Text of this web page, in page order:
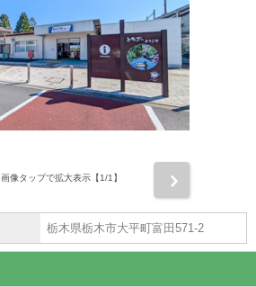
画像タップで拡大表示【1/1】
栃木県栃木市大平町富田571-2